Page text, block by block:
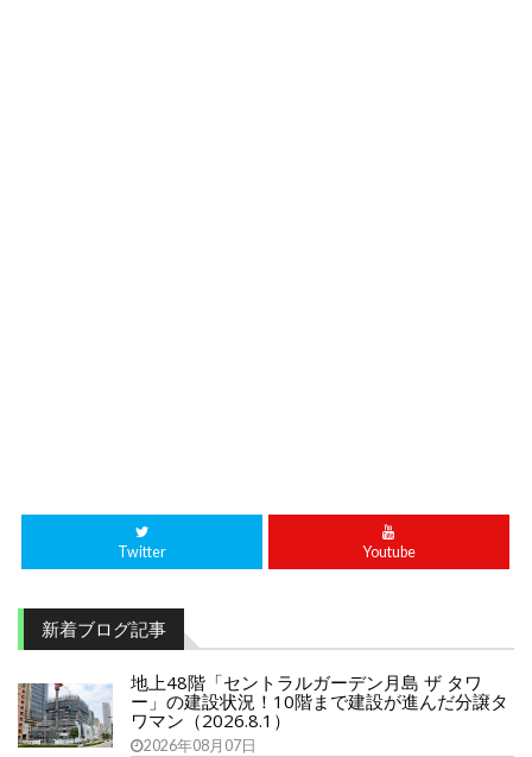
Twitter Youtube
新着ブログ記事
地上48階「セントラルガーデン月島 ザ タワ
ー」の建設状況！10階まで建設が進んだ分譲タ
ワマン（2026.8.1）
2026年08月07日